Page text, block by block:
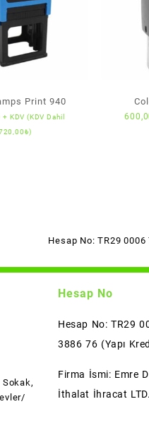
Print 940
+ KDV (KDV Dahil
₺)
Hesap No: TR29
Hesap No
Hesap No: TR29
3886 76 (Yapı
Firma İsmi: Emre
İthalat İhracat